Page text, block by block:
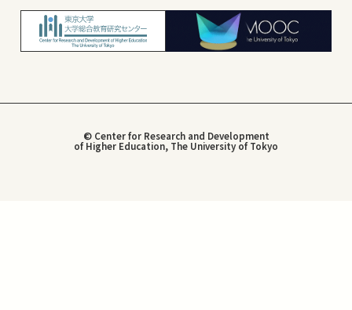
© Center for Research and Development
of Higher Education, The University of Tokyo